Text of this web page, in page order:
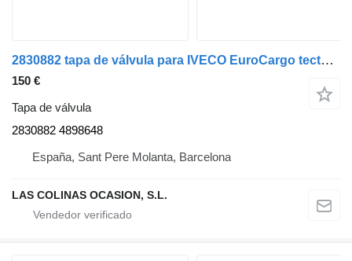
2830882 tapa de válvula para IVECO EuroCargo tector camión
150 €
Tapa de válvula
2830882 4898648
España, Sant Pere Molanta, Barcelona
LAS COLINAS OCASION, S.L.